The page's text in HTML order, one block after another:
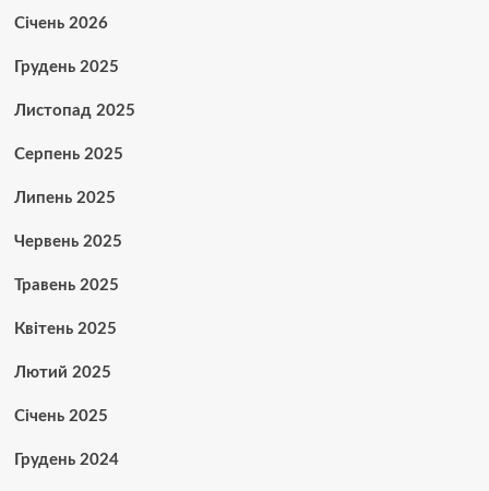
Січень 2026
Грудень 2025
Листопад 2025
Серпень 2025
Липень 2025
Червень 2025
Травень 2025
Квітень 2025
Лютий 2025
Січень 2025
Грудень 2024